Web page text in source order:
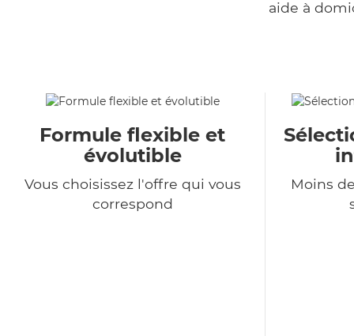
aide à
Formule flexible et
évolutible
Vous choisissez l'offre qui vous
correspond
Moins